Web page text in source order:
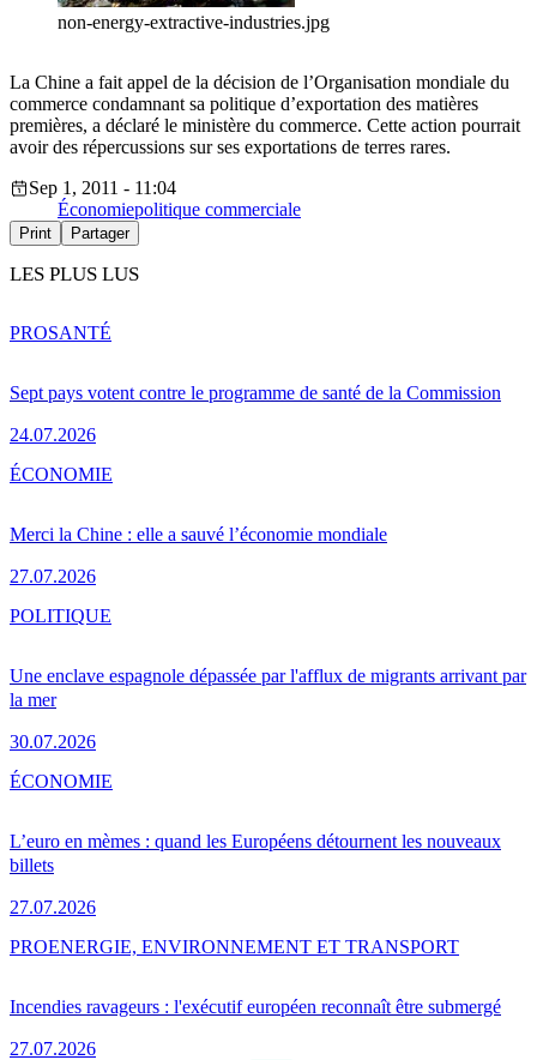
non-energy-extractive-industries.jpg
La Chine a fait appel de la décision de l’Organisation mondiale du
commerce condamnant sa politique d’exportation des matières
premières, a déclaré le ministère du commerce. Cette action pourrait
avoir des répercussions sur ses exportations de terres rares.
Sep 1, 2011 - 11:04
Économiepolitique commerciale
Print Partager
LES PLUS LUS
Sept pays votent contre le programme de santé de la Commission
24.07.2026
PROSANTÉ
Merci la Chine : elle a sauvé l’économie mondiale
27.07.2026
ÉCONOMIE
Une enclave espagnole dépassée par l'afflux de migrants arrivant par
la mer
30.07.2026
POLITIQUE
L’euro en mèmes : quand les Européens détournent les nouveaux
billets
27.07.2026
ÉCONOMIE
Incendies ravageurs : l'exécutif européen reconnaît être submergé
27.07.2026
PROENERGIE, ENVIRONNEMENT ET TRANSPORT